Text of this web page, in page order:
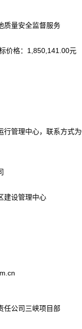
质量安全监督服务
价格：1,850,141.00元
行管理中心，联系方式
建设管理中心
任公司三峡项目部